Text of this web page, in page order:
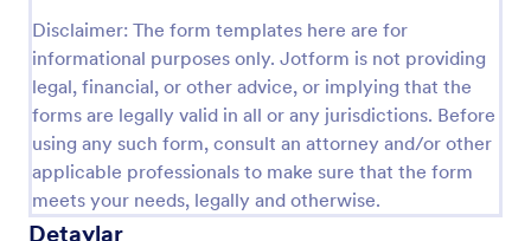
Disclaimer: The form templates here are for
informational purposes only. Jotform is not providing
legal, financial, or other advice, or implying that the
forms are legally valid in all or any jurisdictions. Before
using any such form, consult an attorney and/or other
applicable professionals to make sure that the form
meets your needs, legally and otherwise.
Detaylar
Önizleme